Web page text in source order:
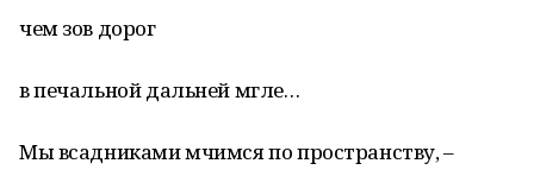
чем зов дорог
в печальной дальней мгле…
Мы всадниками мчимся по пространству, –